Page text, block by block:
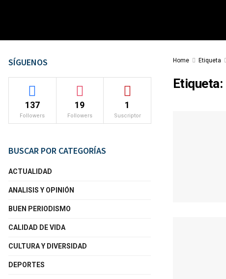
Home Etiqueta
Etiqueta:
SÍGUENOS
137
Followers
19
Followers
1
Suscriptor
BUSCAR POR CATEGORÍAS
ACTUALIDAD
ANALISIS Y OPINIÓN
BUEN PERIODISMO
CALIDAD DE VIDA
CULTURA Y DIVERSIDAD
DEPORTES